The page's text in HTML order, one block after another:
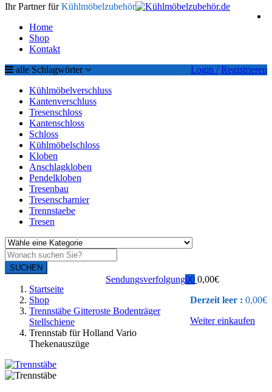
Ihr Partner fürKühlmöbelzubehör
Home
Shop
Kontakt
Login / Registrieren
alle Schlagwörter
Kühlmöbelverschluss
Kantenverschluss
Tresenschloss
Kantenschloss
Schloss
Kühlmöbelschloss
Kloben
Anschlagkloben
Pendelkloben
Tresenbau
Tresenscharnier
Trennstaebe
Tresen
SUCHEN
0 0,00€
Derzeit leer : 0,00€
Weiter einkaufen
0
Sendungsverfolgung
Startseite
Shop
Trennstäbe Gitteroste Bodenträger
Stellschiene
Trennstab für Holland Vario
Thekenauszüge